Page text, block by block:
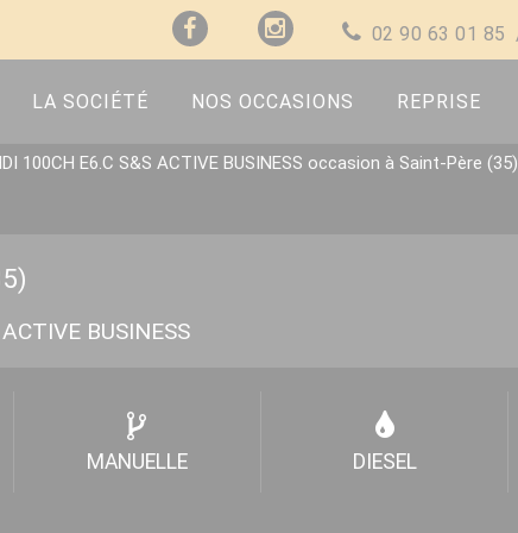
02 90 63 01 85
LA SOCIÉTÉ NOS OCCASIONS REPRISE
100CH E6.C S&S ACTIVE BUSINESS occasion à Saint-Père (35)
BUSINESS
MANUELLE DIESEL